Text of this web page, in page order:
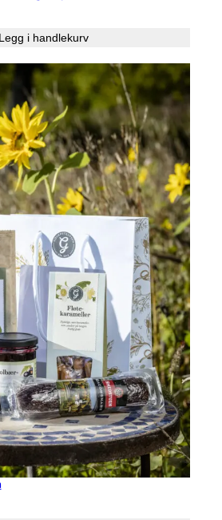
Legg i handlekurv